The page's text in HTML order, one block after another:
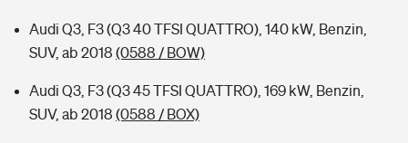
Audi Q3, F3 (Q3 40 TFSI QUATTRO), 140 kW, Benzin,
SUV, ab 2018 (0588 / BOW)
Audi Q3, F3 (Q3 45 TFSI QUATTRO), 169 kW, Benzin,
SUV, ab 2018 (0588 / BOX)